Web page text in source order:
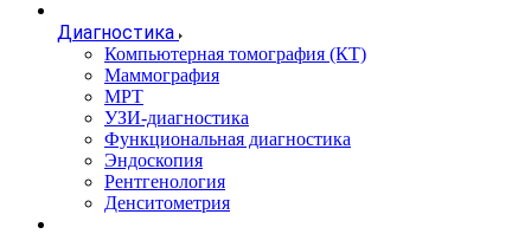
Диагностика
Компьютерная томография (КТ)
Маммография
МРТ
УЗИ-диагностика
Функциональная диагностика
Эндоскопия
Рентгенология
Денситометрия